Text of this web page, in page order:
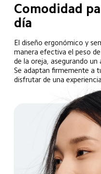
Comodidad
día
El diseño ergonómico y
manera efectiva el peso
de la oreja, asegurando
Se adaptan firmemente a
disfrutar de una